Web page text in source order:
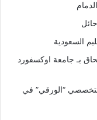
السعودية
بـ جامعة اوكسفورد
“الورقي” في